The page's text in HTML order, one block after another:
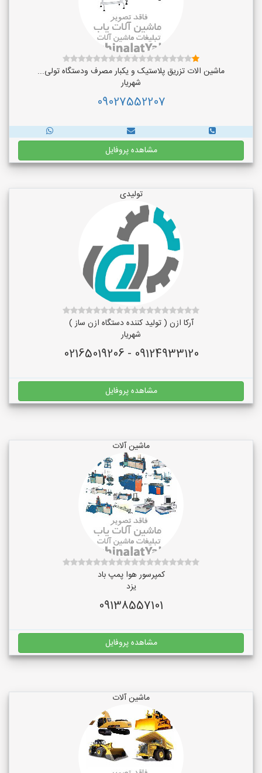
ماشین الات تزریق پلاستیک و یکبار مصرف ودستگاه تولی...
شهریار
09027552207
مشاهده پروفایل
تولیدی
آرکا ازن ( تولید کننده دستگاه ازن ساز )
شهریار
09124933120 - 02165019206
مشاهده پروفایل
ماشین آلات
کمپرسور هوا پمپ باد
یزد
09138557101
مشاهده پروفایل
ماشین آلات